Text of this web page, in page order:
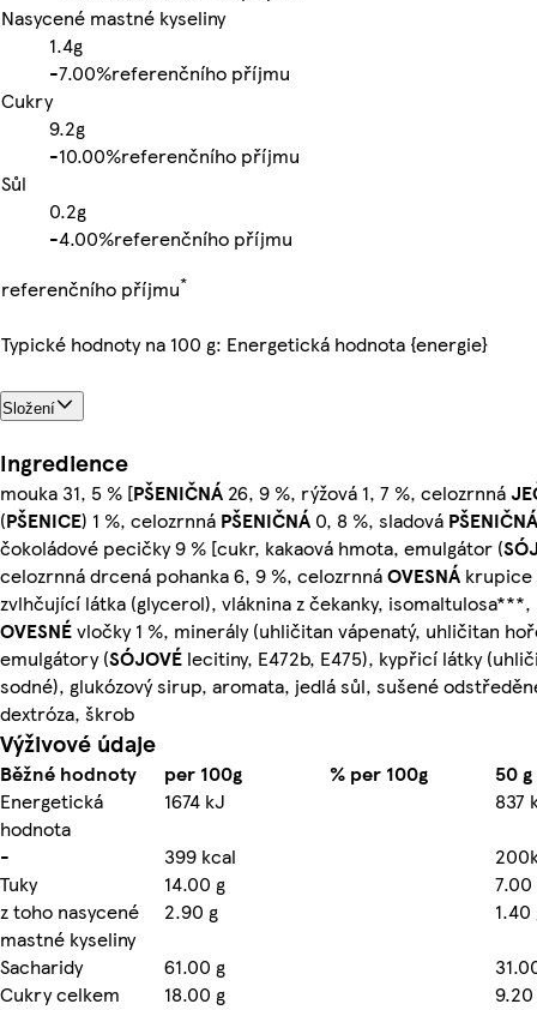
Nasycené mastné kyseliny
1.4g
-7.00%referenčního příjmu
Cukry
9.2g
-10.00%referenčního příjmu
Sůl
0.2g
-4.00%referenčního příjmu
referenčního příjmu*
Typické hodnoty na 100 g: Energetická hodnota {energie}
Složení
Ingredience
mouka 31, 5 % [PŠENIČNÁ 26, 9 %, rýžová 1, 7 %, celozrnná
(PŠENICE) 1 %, celozrnná PŠENIČNÁ 0, 8 %, sladová PŠENIČNÁ
čokoládové pecičky 9 % [cukr, kakaová hmota, emulgátor (
celozrnná drcená pohanka 6, 9 %, celozrnnáOVESNÁ krupice
zvlhčující látka (glycerol), vláknina z čekanky,
OVESNÉvločky 1 %, minerály (uhličitan vápenatý, uhličitan
emulgátory (SÓJOVÉ lecitiny, E472b, E475), kypřicí látky
sodné), glukózový sirup, aromata, jedlá sůl, sušené
dextróza, škrob
Výživové údaje
Běžné hodnoty per 100g % per 100g
50 g
Energetická
hodnota
1674 kJ
837
-
399 kcal
Tuky
14.00 g
7.00
z toho nasycené
mastné kyseliny
2.90 g
1.40
Sacharidy
61.00 g
Cukry celkem
18.00 g
9.20